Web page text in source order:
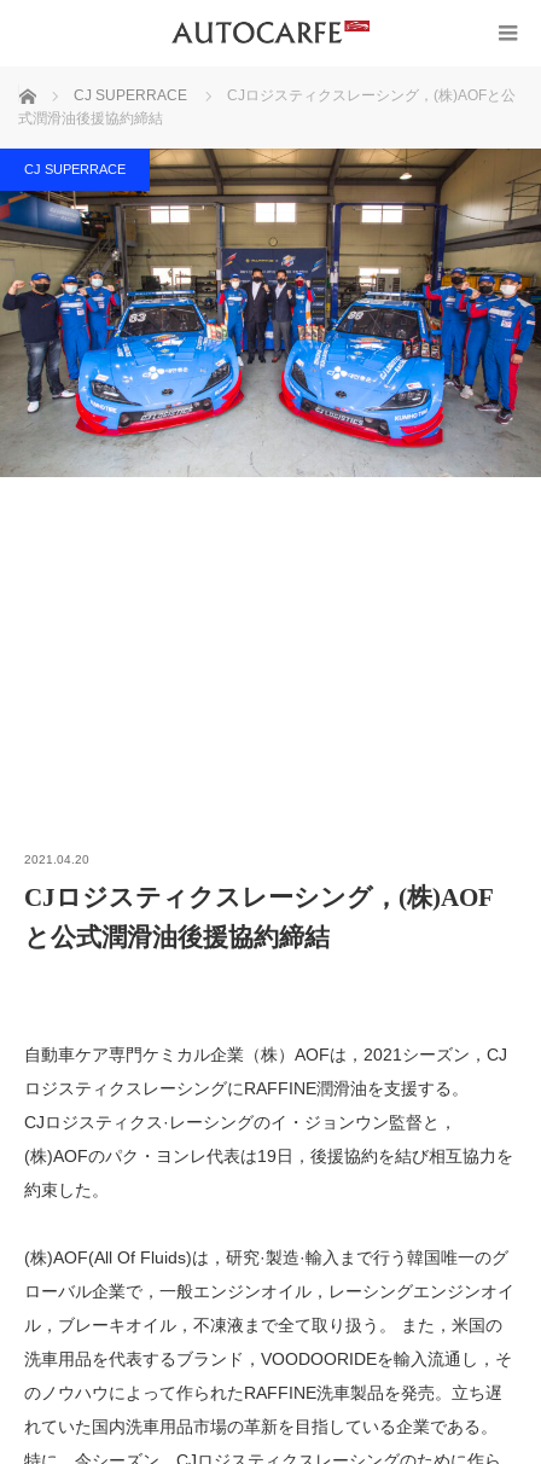
ホーム CJ SUPERRACE
CJロジスティクスレーシング，(株)AOFと公
式潤滑油後援協約締結
CJ SUPERRACE
2021.04.20
CJロジスティクスレーシング，(株)AOF
と公式潤滑油後援協約締結
自動車ケア専門ケミカル企業（株）AOFは，2021シーズン，CJ
ロジスティクスレーシングにRAFFINE潤滑油を支援する。
CJロジスティクス·レーシングのイ・ジョンウン監督と，
(株)AOFのパク・ヨンレ代表は19日，後援協約を結び相互協力を
約束した。
(株)AOF(All Of Fluids)は，研究·製造·輸入まで行う韓国唯一のグ
ローバル企業で，一般エンジンオイル，レーシングエンジンオイ
ル，ブレーキオイル，不凍液まで全て取り扱う。 また，米国の
洗車用品を代表するブランド，VOODOORIDEを輸入流通し，そ
のノウハウによって作られたRAFFINE洗車製品を発売。立ち遅
れていた国内洗車用品市場の革新を目指している企業である。